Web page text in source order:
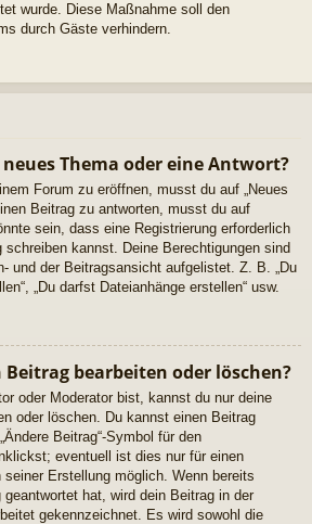
wurde. Diese Maßnahme soll den
durch Gäste verhindern.
Thema oder eine Antwort?
Forum zu eröffnen, musst du auf „Neues
Beitrag zu antworten, musst du auf
sein, dass eine Registrierung erforderlich
kannst. Deine Berechtigungen sind
und der Beitragsansicht aufgelistet. Z. B. „Du
„Du darfst Dateianhänge erstellen“ usw.
bearbeiten oder löschen?
oder Moderator bist, kannst du nur deine
oder löschen. Du kannst einen Beitrag
Beitrag“-Symbol für den
eventuell ist dies nur für einen
seiner Erstellung möglich. Wenn bereits
hat, wird dein Beitrag in der
gekennzeichnet. Es wird sowohl die